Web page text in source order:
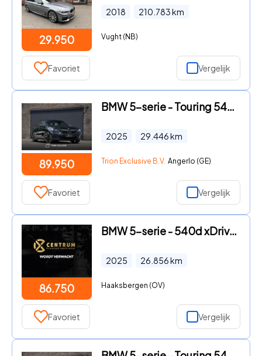
29.950
2018 210.783km
Vught (NB)
Favoriet Vergelijk
89.950
BMW 5-serie - Touring 540d xDrive M Sport Pro | Trekhaak | ACC | B&W | Sto
2025 29.446km
Trion Exclusive B.V. Angerlo (GE)
Favoriet Vergelijk
86.750
BMW 5-serie - 540d xDrive Touring M-Sport - Bowers Wilkins
2025 26.856km
Haaksbergen (OV)
Favoriet Vergelijk